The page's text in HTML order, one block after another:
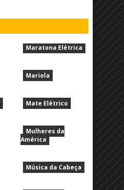
Maratona Elétrica
Mariola
Mate Elétrico
Mulheres da
América
Música da Cabeça